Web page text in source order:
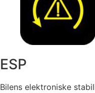
ESP
Bilens elektroniske